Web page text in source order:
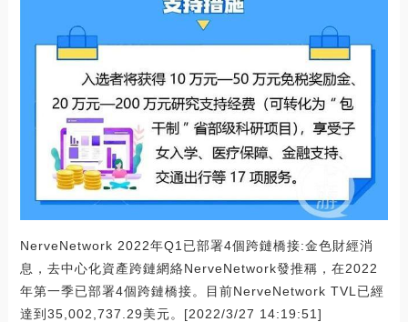
NerveNetwork 2022年Q1已部署4個跨鏈橋接:金色財經消
息，去中心化資產跨鏈網絡NerveNetwork發推稱，在2022
年第一季已部署4個跨鏈橋接。目前NerveNetwork TVL已經
達到35,002,737.29美元。[2022/3/27 14:19:51]